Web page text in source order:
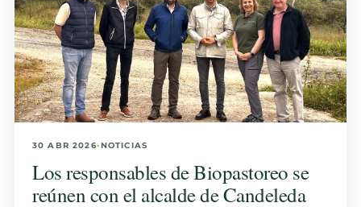
30 ABR 2026•NOTICIAS
Los responsables de Biopastoreo se
reúnen con el alcalde de Candeleda